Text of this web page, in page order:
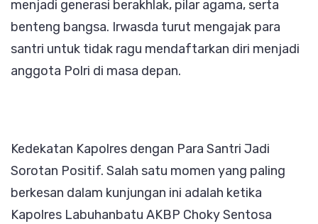
menjadi generasi berakhlak, pilar agama, serta
benteng bangsa. Irwasda turut mengajak para
santri untuk tidak ragu mendaftarkan diri menjadi
anggota Polri di masa depan.
Kedekatan Kapolres dengan Para Santri Jadi
Sorotan Positif. Salah satu momen yang paling
berkesan dalam kunjungan ini adalah ketika
Kapolres Labuhanbatu AKBP Choky Sentosa